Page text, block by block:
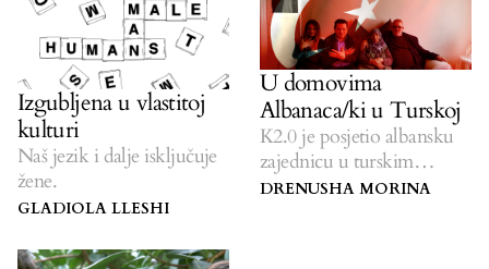
Izgubljena u vlastitoj
kulturi
Naš jezik i dalje isključuje
žene.
GLADIOLA LLESHI
U domovima
Albanaca/ki u Turskoj
K2.0 je posjetio albansku
zajednicu u turskim
gradovima.
DRENUSHA MORINA